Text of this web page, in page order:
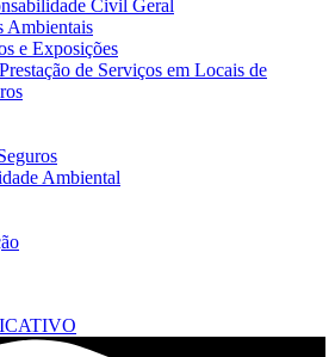
Civil Geral
Ambientais
e Exposições
de Serviços em Locais de
Ambiental